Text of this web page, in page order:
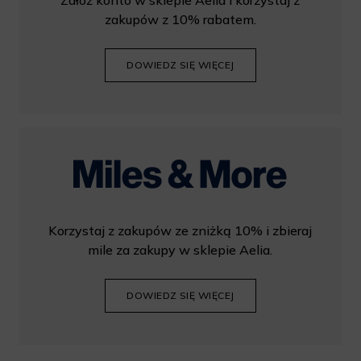
zakupów z 10% rabatem.
DOWIEDZ SIĘ WIĘCEJ
Korzystaj z zakupów ze zniżką 10% i zbieraj
mile za zakupy w sklepie Aelia.
DOWIEDZ SIĘ WIĘCEJ